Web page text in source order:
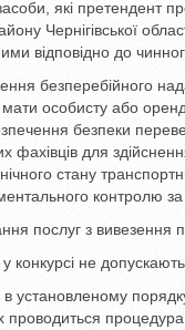
які претендент
Чернігівської
відповідно до
безперебійного
особисту або
безпеки
фахівців для
стану
контролю
послуг з вивезення
конкурсі не
в установленому
проводиться процедура